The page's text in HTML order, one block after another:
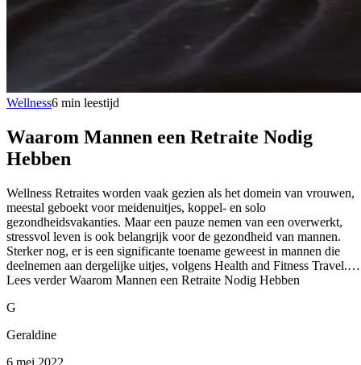
Wellness6 min leestijd
Waarom Mannen een Retraite Nodig
Hebben
Wellness Retraites worden vaak gezien als het domein van vrouwen,
meestal geboekt voor meidenuitjes, koppel- en solo
gezondheidsvakanties. Maar een pauze nemen van een overwerkt,
stressvol leven is ook belangrijk voor de gezondheid van mannen.
Sterker nog, er is een significante toename geweest in mannen die
deelnemen aan dergelijke uitjes, volgens Health and Fitness Travel.…
Lees verder Waarom Mannen een Retraite Nodig Hebben
G
Geraldine
6 mei 2022